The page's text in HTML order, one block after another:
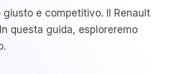
e competitivo. Il Renault
questa guida, esploreremo